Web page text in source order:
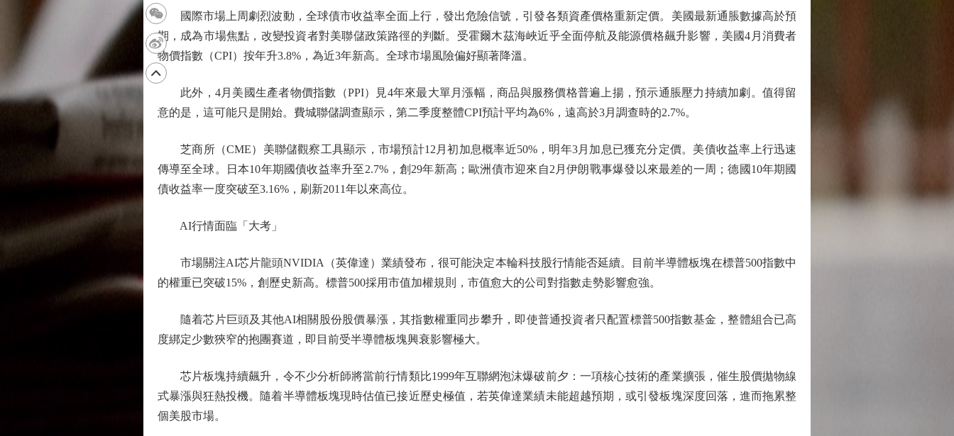
國際市場上周劇烈波動，全球債市收益率全面上行，發出危險信號，引發各類資產價格重新定價。美國最新通脹數據高於預
期，成為市場焦點，改變投資者對美聯儲政策路徑的判斷。受霍爾木茲海峽近乎全面停航及能源價格飆升影響，美國4月消費者
物價指數（CPI）按年升3.8%，為近3年新高。全球市場風險偏好顯著降溫。
此外，4月美國生產者物價指數（PPI）見4年來最大單月漲幅，商品與服務價格普遍上揚，預示通脹壓力持續加劇。值得留
意的是，這可能只是開始。費城聯儲調查顯示，第二季度整體CPI預計平均為6%，遠高於3月調查時的2.7%。
芝商所（CME）美聯儲觀察工具顯示，市場預計12月初加息概率近50%，明年3月加息已獲充分定價。美債收益率上行迅速
傳導至全球。日本10年期國債收益率升至2.7%，創29年新高；歐洲債市迎來自2月伊朗戰事爆發以來最差的一周；德國10年期國
債收益率一度突破至3.16%，刷新2011年以來高位。
AI行情面臨「大考」
市場關注AI芯片龍頭NVIDIA（英偉達）業績發布，很可能決定本輪科技股行情能否延續。目前半導體板塊在標普500指數中
的權重已突破15%，創歷史新高。標普500採用市值加權規則，市值愈大的公司對指數走勢影響愈強。
隨着芯片巨頭及其他AI相關股份股價暴漲，其指數權重同步攀升，即使普通投資者只配置標普500指數基金，整體組合已高
度綁定少數狹窄的抱團賽道，即目前受半導體板塊興衰影響極大。
芯片板塊持續飆升，令不少分析師將當前行情類比1999年互聯網泡沫爆破前夕：一項核心技術的產業擴張，催生股價拋物線
式暴漲與狂熱投機。隨着半導體板塊現時估值已接近歷史極值，若英偉達業績未能超越預期，或引發板塊深度回落，進而拖累整
個美股市場。